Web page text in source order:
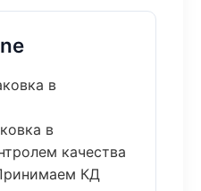
в
в
качества
КД